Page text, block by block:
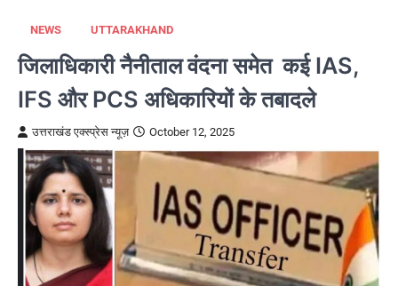
NEWS UTTARAKHAND
जिलाधिकारी नैनीताल वंदना समेत कई IAS,
IFS और PCS अधिकारियों के तबादले
उत्तराखंड एक्स्प्रेस न्यूज़ October 12, 2025